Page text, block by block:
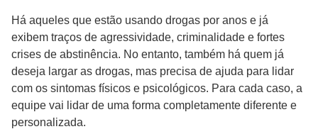
Há aqueles que estão usando drogas por anos e já
exibem traços de agressividade, criminalidade e fortes
crises de abstinência. No entanto, também há quem já
deseja largar as drogas, mas precisa de ajuda para lidar
com os sintomas físicos e psicológicos. Para cada caso, a
equipe vai lidar de uma forma completamente diferente e
personalizada.